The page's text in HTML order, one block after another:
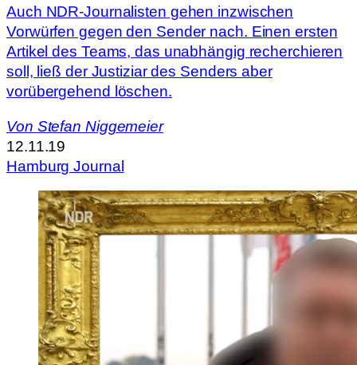
Auch NDR-Journalisten gehen inzwischen
Vorwürfen gegen den Sender nach. Einen ersten
Artikel des Teams, das unabhängig recherchieren
soll, ließ der Justiziar des Senders aber
vorübergehend löschen.
Von Stefan Niggemeier
12.11.19
Hamburg Journal